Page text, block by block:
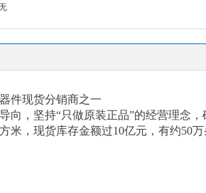
件现货分销商之一
向，坚持“只做原装正品”的经营理念
米，现货库存金额过10亿元，有约50